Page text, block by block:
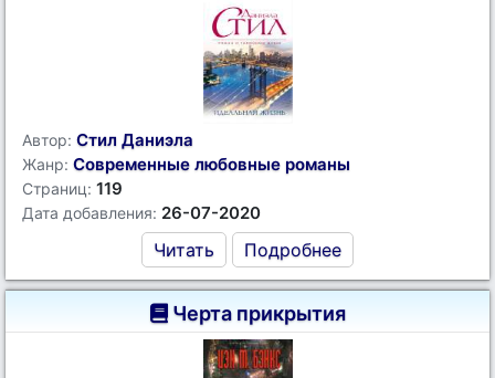
Автор: Стил Даниэла
Жанр: Современные любовные романы
Страниц: 119
Дата добавления: 26-07-2020
Читать Подробнее
Черта прикрытия